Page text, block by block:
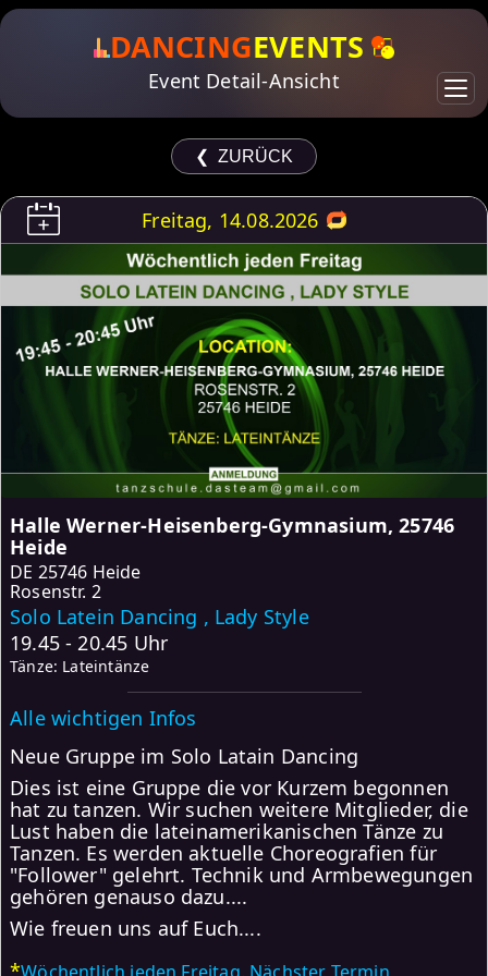
DANCINGEVENTS
Event Detail-Ansicht
❮ ZURÜCK
Freitag, 14.08.2026
Halle Werner-Heisenberg-Gymnasium, 25746
Heide
DE 25746 Heide
Rosenstr. 2
Solo Latein Dancing , Lady Style
19.45 - 20.45 Uhr
Tänze: Lateintänze
Alle wichtigen Infos
Neue Gruppe im Solo Latain Dancing
Dies ist eine Gruppe die vor Kurzem begonnen
hat zu tanzen. Wir suchen weitere Mitglieder, die
Lust haben die lateinamerikanischen Tänze zu
Tanzen. Es werden aktuelle Choreografien für
"Follower" gelehrt. Technik und Armbewegungen
gehören genauso dazu....
Wie freuen uns auf Euch....